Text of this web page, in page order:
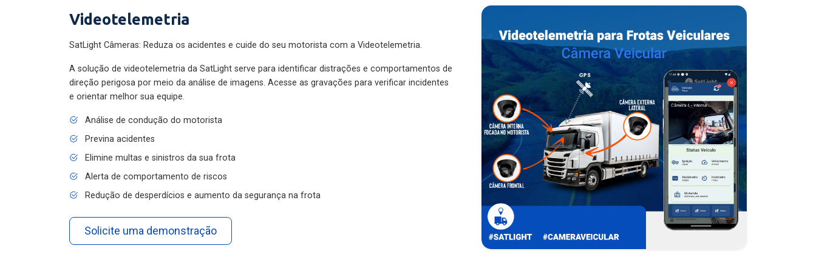
Videotelemetria
SatLight Câmeras: Reduza os acidentes e cuide do seu motorista com a Videotelemetria.
A solução de videotelemetria da SatLight serve para identificar distrações e comportamentos de
direção perigosa por meio da análise de imagens. Acesse as gravações para verificar incidentes
e orientar melhor sua equipe.
Análise de condução do motorista
Previna acidentes
Elimine multas e sinistros da sua frota
Alerta de comportamento de riscos
Redução de desperdícios e aumento da segurança na frota
Solicite uma demonstração